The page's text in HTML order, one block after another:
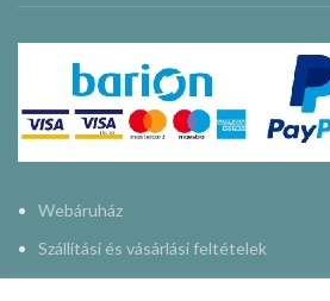
Webáruház
Szállítási és vásárlási feltételek